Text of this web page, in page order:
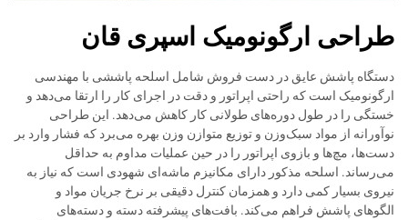
طراحی ارگونومیک اسپری قان
دستگاه پاشش عایق در دست فروش شامل اسلحه پاششی با مهندسی
ارگونومیک است که راحتی اپراتور و دقت در اجرای کار را ارتقا می‌دهد و
خستگی را در طول دوره‌های طولانی کار کاهش می‌دهد. این طراحی
نوآورانه از مواد سبک‌وزن و توزیع متوازن وزن بهره می‌برد که فشار وارد بر
دست‌ها، مچ‌ها و بازوی اپراتور را در حین عملیات مداوم به حداقل
می‌رساند. اسلحه مذکور دارای مکانیزم ماشه‌ای شهودی است که نیاز به
نیروی بسیار کمی دارد و همزمان کنترل دقیقی بر نرخ جریان مواد و
الگوهای پاشش فراهم می‌کند. بافت‌های پیشرفته دسته و دسته‌های